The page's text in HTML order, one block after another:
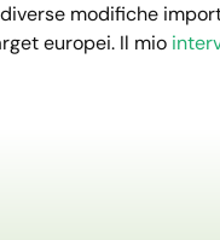
modifiche
europei. Il mio